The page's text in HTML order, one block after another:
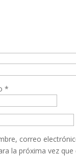
*
correo
la próxima vez que